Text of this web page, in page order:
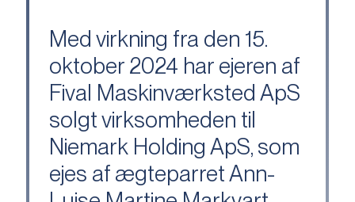
Med virkning fra den 15.
oktober 2024 har ejeren af
Fival Maskinværksted ApS
solgt virksomheden til
Niemark Holding ApS, som
ejes af ægteparret Ann-